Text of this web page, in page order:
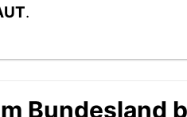
.
Bundesland